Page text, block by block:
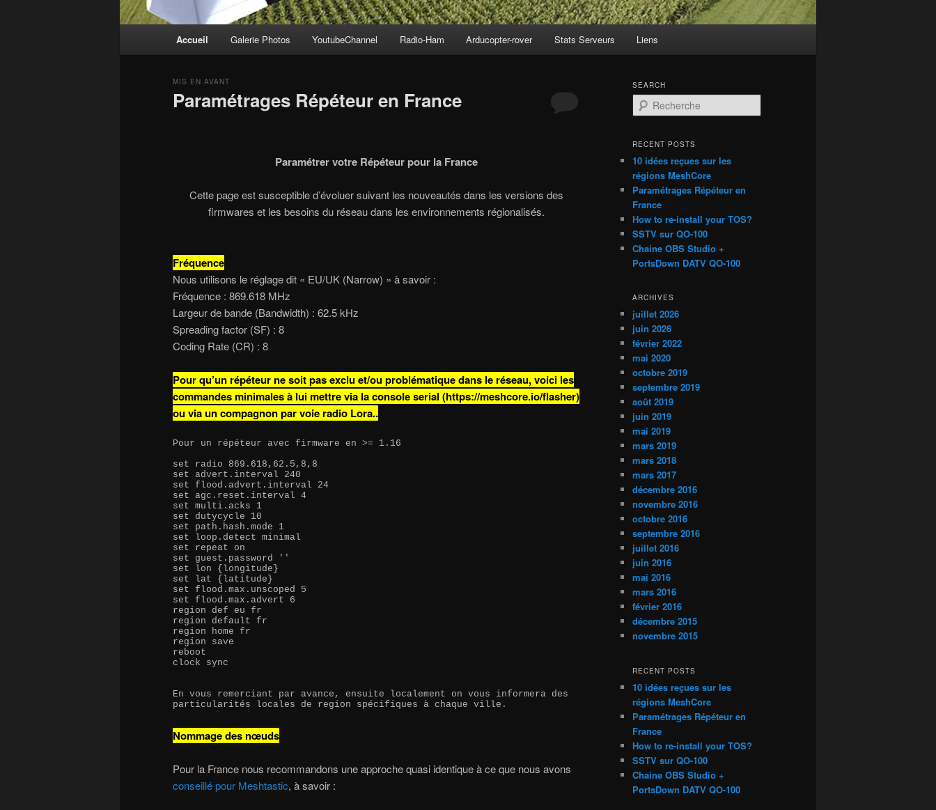
Accueil Galerie Photos YoutubeChannel Radio-Ham Arducopter-rover Stats Serveurs Liens
Paramétrages Répéteur en France
MIS EN AVANT
Paramétrer votre Répéteur pour la France
Cette page est susceptible d’évoluer suivant les nouveautés dans les versions des
firmwares et les besoins du réseau dans les environnements régionalisés.
Fréquence
Nous utilisons le réglage dit « EU/UK (Narrow) » à savoir :
Fréquence : 869.618 MHz
Largeur de bande (Bandwidth) : 62.5 kHz
Spreading factor (SF) : 8
Coding Rate (CR) : 8
Pour qu’un répéteur ne soit pas exclu et/ou problématique dans le réseau, voici les
commandes minimales à lui mettre via la console serial (https://meshcore.io/flasher)
ou via un compagnon par voie radio Lora..
Pour un répéteur avec firmware en >= 1.16
set radio 869.618,62.5,8,8
set advert.interval 240
set flood.advert.interval 24
set agc.reset.interval 4
set multi.acks 1
set dutycycle 10
set path.hash.mode 1
set loop.detect minimal
set repeat on
set guest.password ''
set lon {longitude}
set lat {latitude}
set flood.max.unscoped 5
set flood.max.advert 6
region def eu fr
region default fr
region home fr
region save
reboot
clock sync
En vous remerciant par avance, ensuite localement on vous informera des
particularités locales de region spécifiques à chaque ville.
Nommage des nœuds
Pour la France nous recommandons une approche quasi identique à ce que nous avons
conseillé pour Meshtastic, à savoir :
SEARCH
e
h
r
c
h
e
RECENT POSTS
10 idées reçues sur les
régions MeshCore
Paramétrages Répéteur en
France
How to re-install your TOS?
SSTV sur QO-100
Chaine OBS Studio +
PortsDown DATV QO-100
ARCHIVES
juillet 2026
juin 2026
février 2022
mai 2020
octobre 2019
septembre 2019
août 2019
juin 2019
mai 2019
mars 2019
mars 2018
mars 2017
décembre 2016
novembre 2016
octobre 2016
septembre 2016
juillet 2016
juin 2016
mai 2016
mars 2016
février 2016
décembre 2015
novembre 2015
RECENT POSTS
10 idées reçues sur les
régions MeshCore
Paramétrages Répéteur en
France
How to re-install your TOS?
SSTV sur QO-100
Chaine OBS Studio +
PortsDown DATV QO-100